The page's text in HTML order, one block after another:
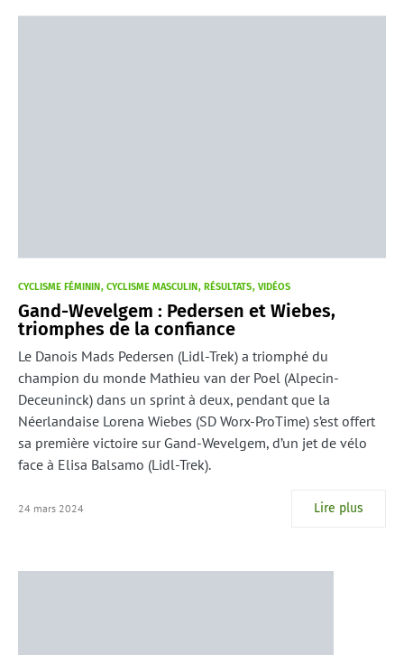
CYCLISME FÉMININ CYCLISME MASCULIN RÉSULTATS VIDÉOS
Gand-Wevelgem : Pedersen et Wiebes,
triomphes de la confiance
Le Danois Mads Pedersen (Lidl-Trek) a triomphé du
champion du monde Mathieu van der Poel (Alpecin-
Deceuninck) dans un sprint à deux, pendant que la
Néerlandaise Lorena Wiebes (SD Worx-ProTime) s’est offert
sa première victoire sur Gand-Wevelgem, d’un jet de vélo
face à Elisa Balsamo (Lidl-Trek).
24 mars 2024 Lire plus